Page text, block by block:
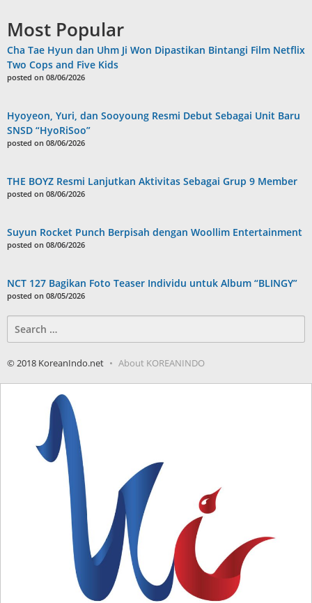
Most Popular
Cha Tae Hyun dan Uhm Ji Won Dipastikan Bintangi Film Netflix
Two Cops and Five Kids
posted on 08/06/2026
Hyoyeon, Yuri, dan Sooyoung Resmi Debut Sebagai Unit Baru
SNSD “HyoRiSoo”
posted on 08/06/2026
THE BOYZ Resmi Lanjutkan Aktivitas Sebagai Grup 9 Member
posted on 08/06/2026
Suyun Rocket Punch Berpisah dengan Woollim Entertainment
posted on 08/06/2026
NCT 127 Bagikan Foto Teaser Individu untuk Album “BLINGY”
posted on 08/05/2026
for:
© 2018 KoreanIndo.net About KOREANINDO